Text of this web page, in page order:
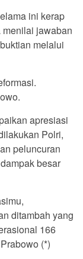
ini kerap
menilai jawaban
melalui
apresiasi
Polri,
peluncuran
besar
ditambah yang
166
(*)